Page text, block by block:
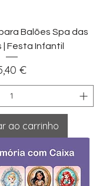
Balões Spa das
| Festa Infantil
€
ao carrinho